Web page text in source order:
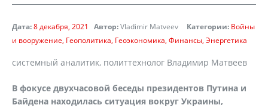
Дата:8 декабря, 2021 Автор:Vladimir Matveev Категории: Войны
и вооружение Геополитика Геоэкономика Финансы Энергетика
системный аналитик, политтехнолог Владимир Матвеев
В фокусе двухчасовой беседы президентов Путина и
Байдена находилась ситуация вокруг Украины,